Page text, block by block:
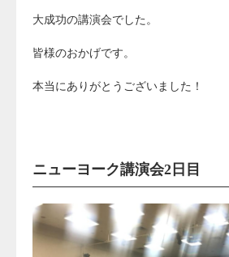
大成功の講演会でした。
皆様のおかげです。
本当にありがとうございました！
ニューヨーク講演会2日目